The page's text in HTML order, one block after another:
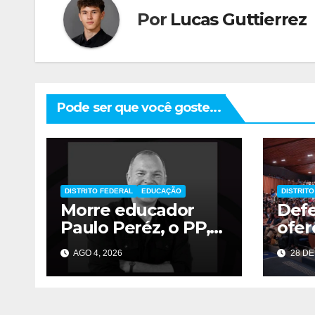
Por Lucas Guttierrez
Pode ser que você goste...
DISTRITO FEDERAL EDUCAÇÃO
Morre educador
Paulo Peréz, o PP,
aos 49 anos
AGO 4, 2026 28 DE